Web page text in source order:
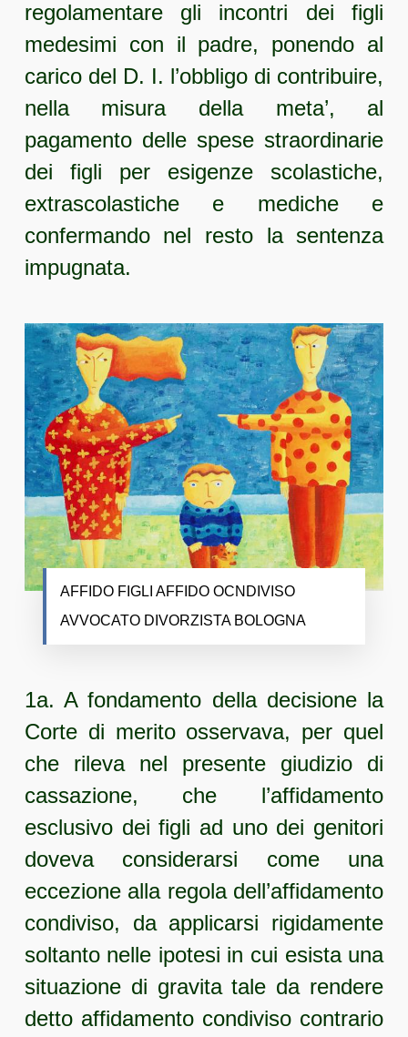
regolamentare gli incontri dei figli
medesimi con il padre, ponendo al
carico del D. I. l’obbligo di contribuire,
nella misura della meta’, al
pagamento delle spese straordinarie
dei figli per esigenze scolastiche,
extrascolastiche e mediche e
confermando nel resto la sentenza
impugnata.
AFFIDO FIGLI AFFIDO OCNDIVISO
AVVOCATO DIVORZISTA BOLOGNA
1a. A fondamento della decisione la
Corte di merito osservava, per quel
che rileva nel presente giudizio di
cassazione, che l’affidamento
esclusivo dei figli ad uno dei genitori
doveva considerarsi come una
eccezione alla regola dell’affidamento
condiviso, da applicarsi rigidamente
soltanto nelle ipotesi in cui esista una
situazione di gravita tale da rendere
detto affidamento condiviso contrario